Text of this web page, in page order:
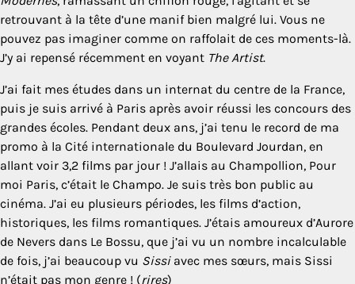
retrouvant à la tête d’une manif bien malgré lui. Vous ne
pouvez pas imaginer comme on raffolait de ces moments-là.
J’y ai repensé récemment en voyant The Artist.
J’ai fait mes études dans un internat du centre de la France,
puis je suis arrivé à Paris après avoir réussi les concours des
grandes écoles. Pendant deux ans, j’ai tenu le record de ma
promo à la Cité internationale du Boulevard Jourdan, en
allant voir 3,2 films par jour ! J’allais au Champollion, Pour
moi Paris, c’était le Champo. Je suis très bon public au
cinéma. J’ai eu plusieurs périodes, les films d’action,
historiques, les films romantiques. J’étais amoureux d’Aurore
de Nevers dans Le Bossu, que j’ai vu un nombre incalculable
de fois, j’ai beaucoup vu Sissiavec mes sœurs, mais Sissi
n’était pas mon genre ! (rires)